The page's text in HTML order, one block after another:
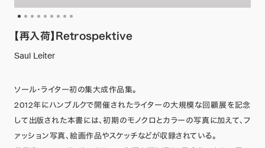
【再入荷】Retrospektive
Saul Leiter
ソール・ライター初の集大成作品集。
2012年にハンブルクで開催されたライターの大規模な回顧展を記念
して出版された本書には、初期のモノクロとカラーの写真に加えて、フ
ァッション写真、絵画作品やスケッチなどが収録されている。